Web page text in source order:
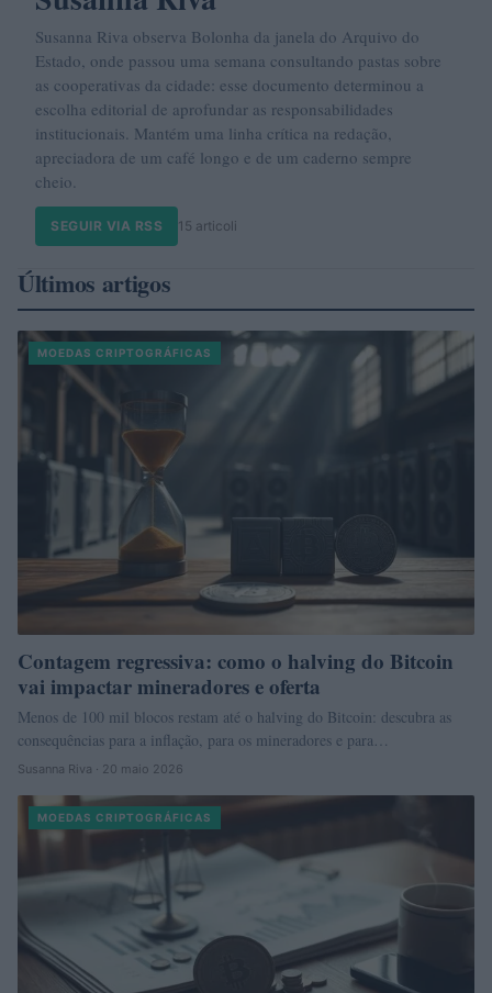
Susanna Riva observa Bolonha da janela do Arquivo do
Estado, onde passou uma semana consultando pastas sobre
as cooperativas da cidade: esse documento determinou a
escolha editorial de aprofundar as responsabilidades
institucionais. Mantém uma linha crítica na redação,
apreciadora de um café longo e de um caderno sempre
cheio.
SEGUIR VIA RSS 15 articoli
Últimos artigos
MOEDAS CRIPTOGRÁFICAS
Contagem regressiva: como o halving do Bitcoin
vai impactar mineradores e oferta
Menos de 100 mil blocos restam até o halving do Bitcoin: descubra as
consequências para a inflação, para os mineradores e para…
Susanna Riva · 20 maio 2026
MOEDAS CRIPTOGRÁFICAS